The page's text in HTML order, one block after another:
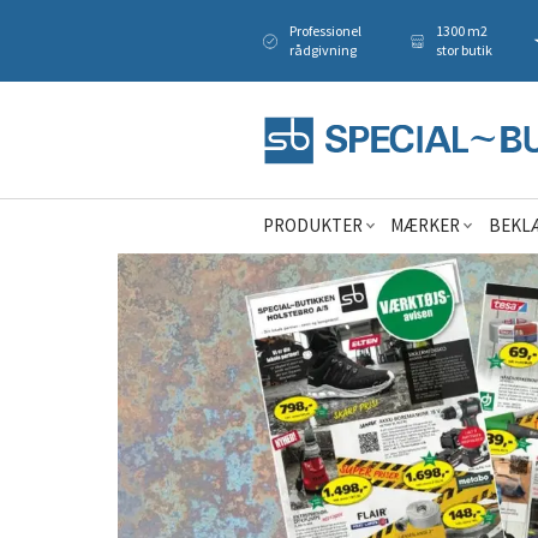
Professionel
rådgivning
1300 m2
stor butik
PRODUKTER MÆRKER